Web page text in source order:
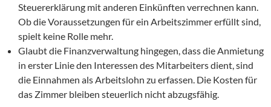
Steuererklärung mit anderen Einkünften verrechnen kann.
Ob die Voraussetzungen für ein Arbeitszimmer erfüllt sind,
spielt keine Rolle mehr.
Glaubt die Finanzverwaltung hingegen, dass die Anmietung
in erster Linie den Interessen des Mitarbeiters dient, sind
die Einnahmen als Arbeitslohn zu erfassen. Die Kosten für
das Zimmer bleiben steuerlich nicht abzugsfähig.